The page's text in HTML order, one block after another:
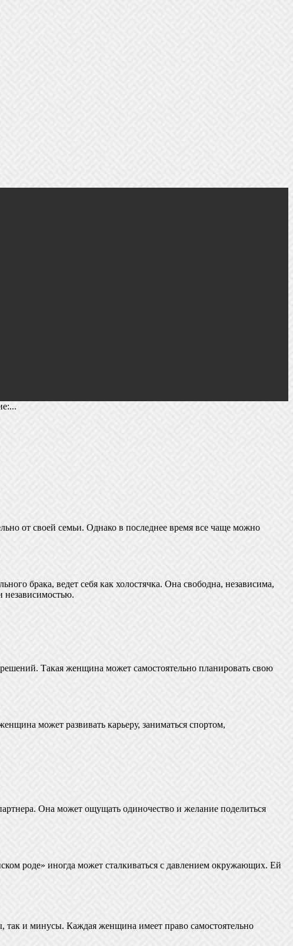
от своей семьи. Однако в последнее время все чаще можно
брака, ведет себя как холостячка. Она свободна, независима,
независимостью.
Такая женщина может самостоятельно планировать свою
может развивать карьеру, заниматься спортом,
Она может ощущать одиночество и желание поделиться
роде» иногда может сталкиваться с давлением окружающих. Ей
так и минусы. Каждая женщина имеет право самостоятельно